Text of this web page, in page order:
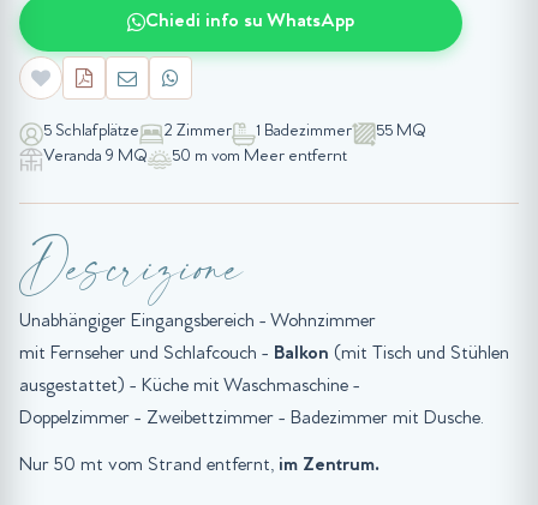
Chiedi info su WhatsApp
5 Schlafplätze 2 Zimmer 1 Badezimmer
55 MQ
Veranda 9 MQ
50 m vom Meer entfernt
Descrizione
Unabhängiger Eingangsbereich - Wohnzimmer
mit Fernseher und Schlafcouch - Balkon (mit Tisch und Stühlen
ausgestattet) - Küche mit Waschmaschine -
Doppelzimmer - Zweibettzimmer - Badezimmer mit Dusche.
Nur 50 mt vom Strand entfernt, im Zentrum.